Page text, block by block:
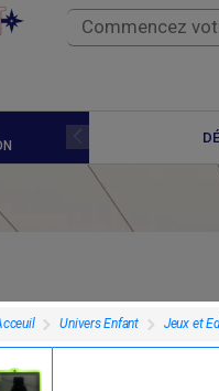
Univers Enfant Jeux et